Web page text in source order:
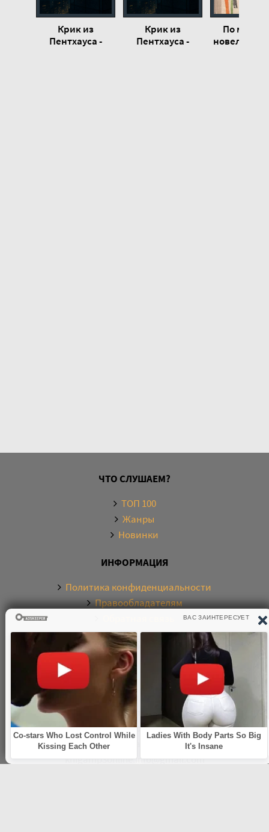
Крик из
Пентхауса -
Крик из
Пентхауса -
По
новелл О.
ЧТО СЛУШАЕМ?
ТОП 100
Жанры
Новинки
ИНФОРМАЦИЯ
Политика конфиденциальности
Правообладателям
О САЙТЕ
Электронная библиотека аудиокниг. Более 20000
аудиокниг в хорошем качестве. Слушайте аудиокниги
бесплатно онлайн и без регистрации. По любым
вопросам обращайтесь на почту:
knigamp3online.info@gmail.com